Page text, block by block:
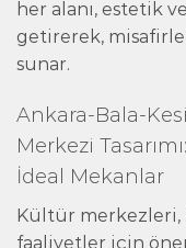
her alanı, estetik
getirerek,
sunar.
Ankara-Bala-
Merkezi
İdeal Mekanlar
Kültür merkezleri,
faaliyetler için